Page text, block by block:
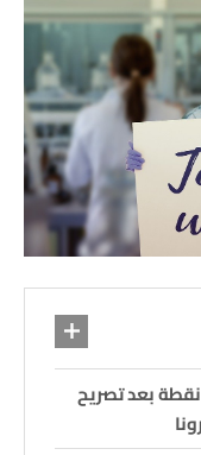
العقود الآجلة للداو جونز تقفز 500 نقطة بعد تصريح